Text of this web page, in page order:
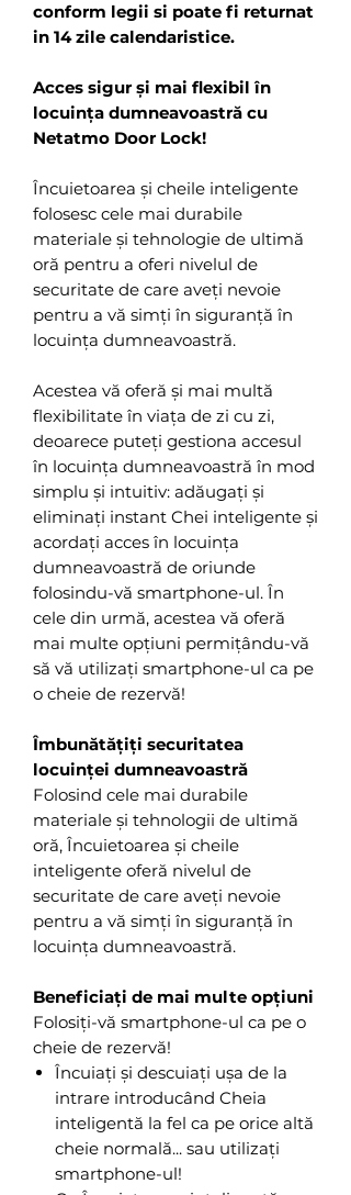
conform legii si poate fi returnat
in 14 zile calendaristice.
Acces sigur și mai flexibil în
locuința dumneavoastră cu
Netatmo Door Lock!
Încuietoarea și cheile inteligente
folosesc cele mai durabile
materiale și tehnologie de ultimă
oră pentru a oferi nivelul de
securitate de care aveți nevoie
pentru a vă simți în siguranță în
locuința dumneavoastră.
Acestea vă oferă și mai multă
flexibilitate în viața de zi cu zi,
deoarece puteți gestiona accesul
în locuința dumneavoastră în mod
simplu și intuitiv: adăugați și
eliminați instant Chei inteligente și
acordați acces în locuința
dumneavoastră de oriunde
folosindu-vă smartphone-ul. În
cele din urmă, acestea vă oferă
mai multe opțiuni permițându-vă
să vă utilizați smartphone-ul ca pe
o cheie de rezervă!
Îmbunătățiți securitatea
locuinței dumneavoastră
Folosind cele mai durabile
materiale și tehnologii de ultimă
oră, Încuietoarea și cheile
inteligente oferă nivelul de
securitate de care aveți nevoie
pentru a vă simți în siguranță în
locuința dumneavoastră.
Beneficiați de mai multe opțiuni
Folosiți-vă smartphone-ul ca pe o
cheie de rezervă!
Încuiați și descuiați ușa de la
intrare introducând Cheia
inteligentă la fel ca pe orice altă
cheie normală... sau utilizați
smartphone-ul!